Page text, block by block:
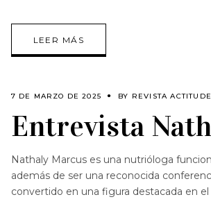
LEER MÁS
7 DE MARZO DE 2025 BY REVISTA
Entrevista
Nathaly Marcus es una nutrióloga
además de ser una reconocida
convertido en una figura destacada en